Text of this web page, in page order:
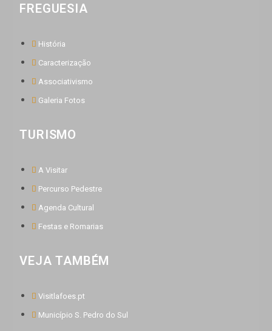
FREGUESIA
História
Caracterização
Associativismo
Galeria Fotos
TURISMO
A Visitar
Percurso Pedestre
Agenda Cultural
Festas e Romarias
VEJA TAMBÉM
Visitlafoes.pt
Município S. Pedro do Sul